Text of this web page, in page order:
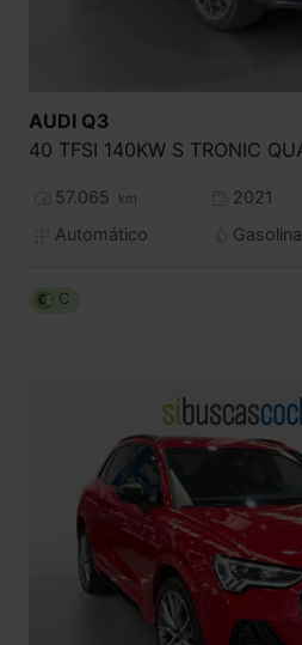
AUDI Q3
57.065 km
2021
Automático
Gasolina
C